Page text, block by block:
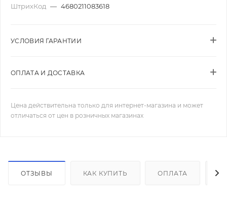
ШтрихКод — 4680211083618
УСЛОВИЯ ГАРАНТИИ
ОПЛАТА И ДОСТАВКА
Цена действительна только для интернет-магазина и может
отличаться от цен в розничных магазинах
ОТЗЫВЫ КАК КУПИТЬ ОПЛАТА